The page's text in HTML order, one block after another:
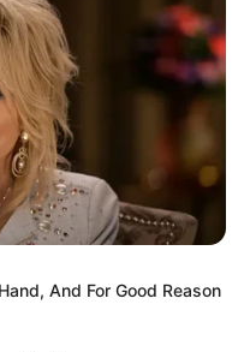
And For Good Reason